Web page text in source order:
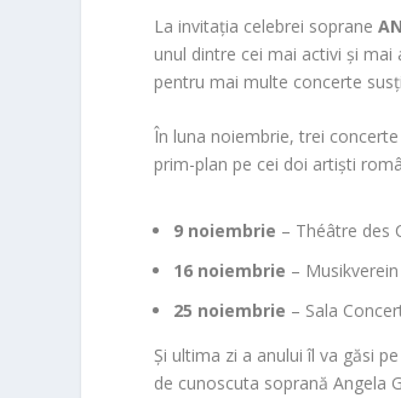
La invitația celebrei soprane
unul dintre cei mai activi și
pentru mai multe concerte
În luna noiembrie, trei
prim-plan pe cei doi artiști
9 noiembrie – Théâtre des
16 noiembrie –
25 noiembrie – Sala
Și ultima zi a anului îl va găsi
de cunoscuta soprană Angela